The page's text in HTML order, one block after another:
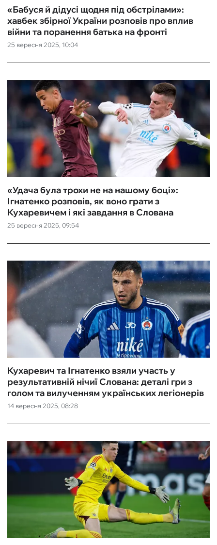
25 вересня 2025, 10:04
«Бабуся й дідусі щодня під обстрілами»:
хавбек збірної України розповів про вплив
війни та поранення батька на фронті
25 вересня 2025, 09:54
«Удача була трохи не на нашому боці»:
Ігнатенко розповів, як воно грати з
Кухаревичем і які завдання в Слована
14 вересня 2025, 08:28
Кухаревич та Ігнатенко взяли участь у
результативній нічиї Слована: деталі гри з
голом та вилученням українських легіонерів